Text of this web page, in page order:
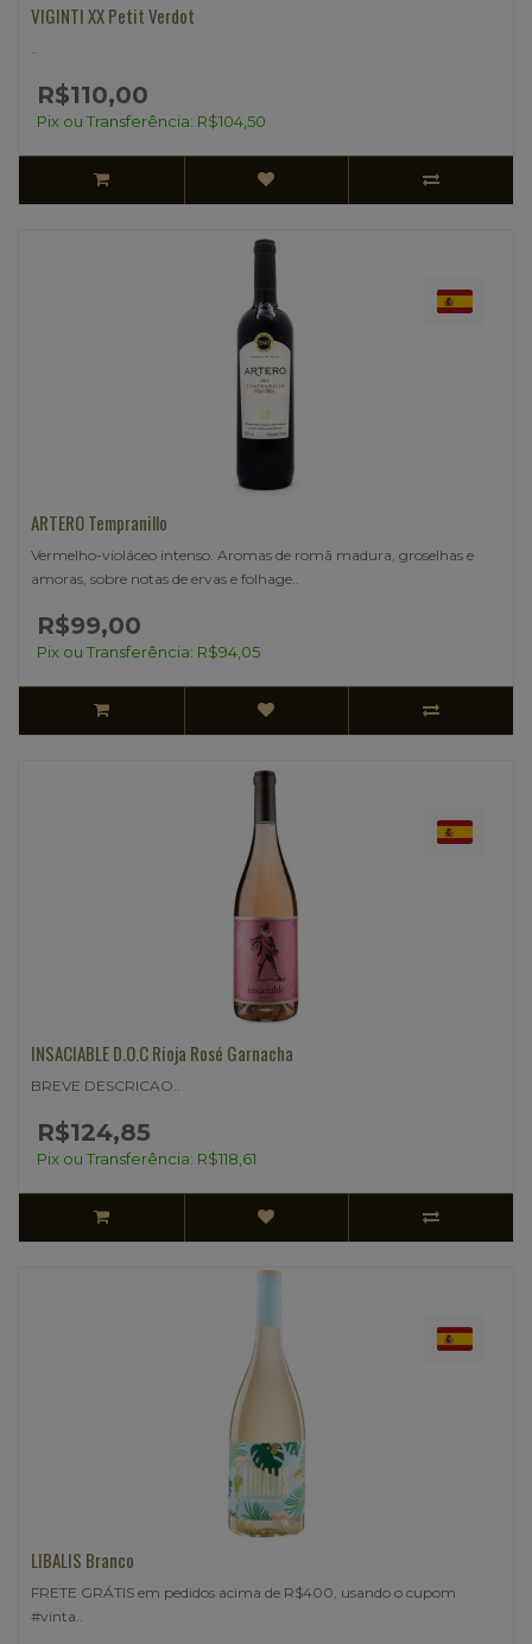
VIGINTI XX Petit Verdot
R$110,00
Pix ou Transferência: R$104,50
ARTERO Tempranillo
Vermelho-violáceo intenso. Aromas de romã madura, groselhas e
amoras, sobre notas de ervas e folhage..
R$99,00
Pix ou Transferência: R$94,05
INSACIABLE D.O.C Rioja Rosé Garnacha
BREVE DESCRICAO..
R$124,85
Pix ou Transferência: R$118,61
LIBALIS Branco
FRETE GRÁTIS em pedidos acima de R$400, usando o cupom
#vinta..